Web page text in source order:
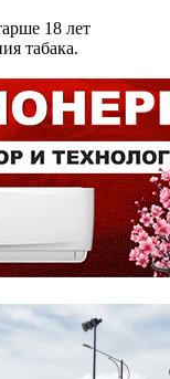
18 лет
табака.